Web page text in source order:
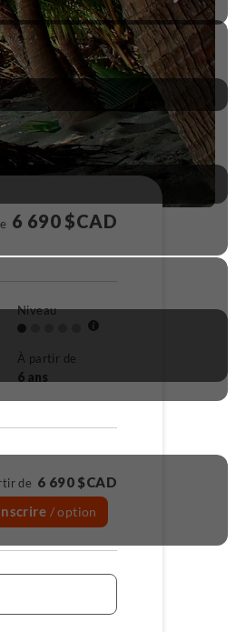
6 690 $CAD
Niveau
À partir de
6 ans
de 6 690 $CAD
/ option